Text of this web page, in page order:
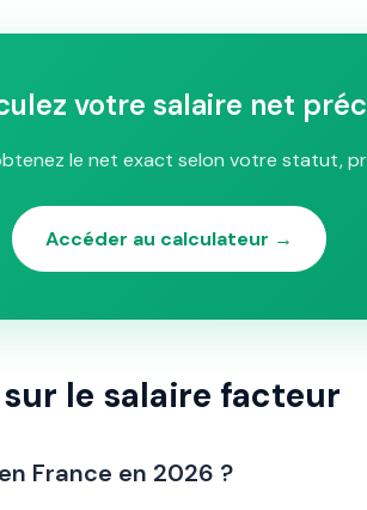
votre salaire net
le net exact selon votre statut,
Accéder au calculateur →
le salaire facteur
France en 2026 ?